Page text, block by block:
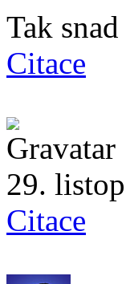
Tak
Citace
29.
Citace